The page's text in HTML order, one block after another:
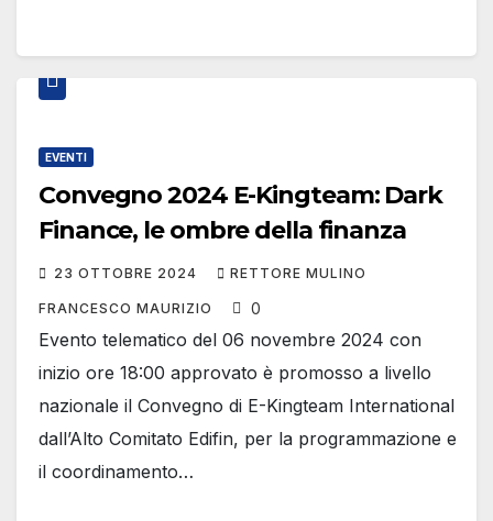
EVENTI
Convegno 2024 E-Kingteam: Dark
Finance, le ombre della finanza
23 OTTOBRE 2024 RETTORE MULINO
FRANCESCO MAURIZIO 0
Evento telematico del 06 novembre 2024 con
inizio ore 18:00 approvato è promosso a livello
nazionale il Convegno di E-Kingteam International
dall’Alto Comitato Edifin, per la programmazione e
il coordinamento…